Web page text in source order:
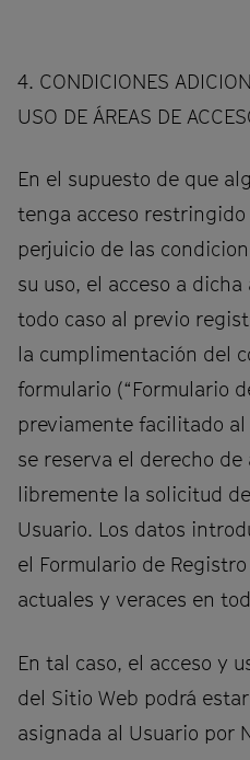
4. CONDICIONES
USO DE ÁREAS DE
En el supuesto de que
tenga acceso
perjuicio de las
su uso, el acceso a
todo caso al previo
la cumplimentación del
formulario (“Formulario
previamente facilitado al
se reserva el derecho
libremente la solicitud
Usuario. Los datos
el Formulario de
actuales y veraces en
En tal caso, el acceso y
del Sitio Web podrá
asignada al Usuario por